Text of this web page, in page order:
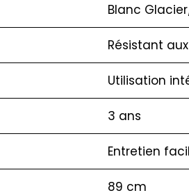
Blanc
Résistant
Utilisation
3 ans
Entretien
89 cm